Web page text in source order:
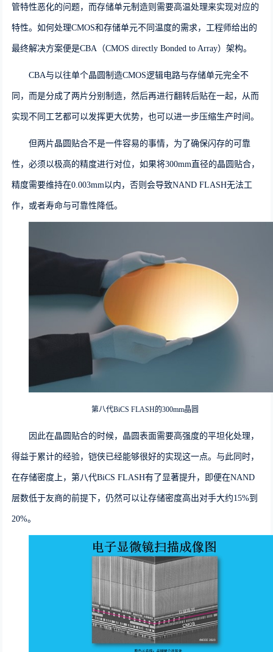
管特性恶化的问题，而存储单元制造则需要高温处理来实现对应的
特性。如何处理CMOS和存储单元不同温度的需求，工程师给出的
最终解决方案便是CBA（CMOS directly Bonded to Array）架构。
CBA与以往单个晶圆制造CMOS逻辑电路与存储单元完全不
同，而是分成了两片分别制造，然后再进行翻转后贴在一起，从而
实现不同工艺都可以发挥更大优势，也可以进一步压缩生产时间。
但两片晶圆贴合不是一件容易的事情， 为了确保闪存的可靠
性，必须以极高的精度进行对位 ，如果将300mm直径的晶圆贴合，
精度需要维持在0 .003mm以内，否则会导致NAND FLASH无法工
作，或者寿命与可靠性降低。
第八代BiCS FLASH的300mm晶圆
因此在晶圆贴合的时候，晶圆表面需要高强度的平坦化处理 ，
得益于累计的经验，铠侠已经能够很好的实现这一点。与此同时，
在存储密度上，第八代BiCS FLASH有了显著提升，即便在NAND
层数低于友商的前提下，仍然可以让存储密度高出对手大约15%到
20%。